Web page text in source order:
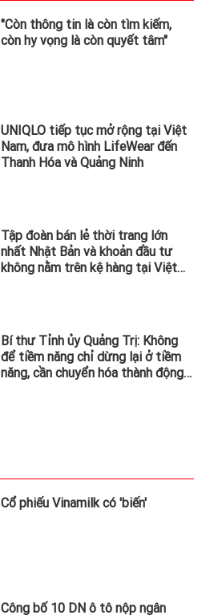
"Còn thông tin là còn tìm kiếm,
còn hy vọng là còn quyết tâm"
UNIQLO tiếp tục mở rộng tại Việt
Nam, đưa mô hình LifeWear đến
Thanh Hóa và Quảng Ninh
Tập đoàn bán lẻ thời trang lớn
nhất Nhật Bản và khoản đầu tư
không nằm trên kệ hàng tại Việt
Bí thư Tỉnh ủy Quảng Trị: Không
để tiềm năng chỉ dừng lại ở tiềm
năng, cần chuyển hóa thành động
Cổ phiếu Vinamilk có 'biến'
Công bố 10 DN ô tô nộp ngân